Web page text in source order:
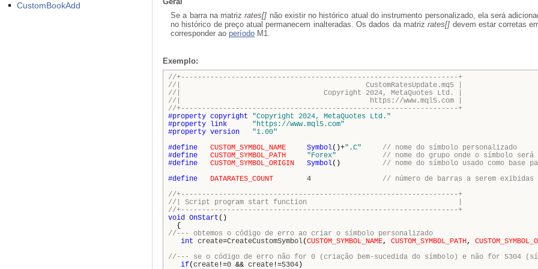
CustomBookAdd
Se a barra na matrizrates[] não existir no histórico atual do instrumento personalizado, ela será
no histórico de preço atual permanecem inalteradas. Os dados da matrizrates[] devem estar corretas
corresponder ao período M1.
Exemplo:
//+------------------------------------------------------------------+
//| CustomRatesUpdate.mq5 |
//| Copyright 2024, MetaQuotes Ltd. |
//| https://www.mql5.com |
//+------------------------------------------------------------------+
#property copyright
"Copyright 2024, MetaQuotes Ltd."
#property
link
"https://www.mql5.com"
#property version
"1.00"
#define
CUSTOM_SYMBOL_NAME Symbol()+".C"
// nome do símbolo personalizado
#define
CUSTOM_SYMBOL_PATH "Forex"
// nome do grupo onde o símbolo será
#define
CUSTOM_SYMBOL_ORIGIN Symbol() // nome do símbolo usado como base
#define
DATARATES_COUNT 4
// número de barras a serem exibidas
//+------------------------------------------------------------------+
//| Script program start function |
//+------------------------------------------------------------------+
void OnStart ()
{
//--- obtemos o código de erro ao criar o símbolo personalizado
int create=CreateCustomSymbol(CUSTOM_SYMBOL_NAME, CUSTOM_SYMBOL_PATH,
//--- se o código de erro não for 0 (criação bem-sucedida do símbolo) e não for 5304
if(create !=0 && create !=5304 )